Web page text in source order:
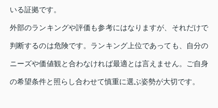
いる証拠です。
外部のランキングや評価も参考にはなりますが、それだけで
判断するのは危険です。ランキング上位であっても、自分の
ニーズや価値観と合わなければ最適とは言えません。ご自身
の希望条件と照らし合わせて慎重に選ぶ姿勢が大切です。